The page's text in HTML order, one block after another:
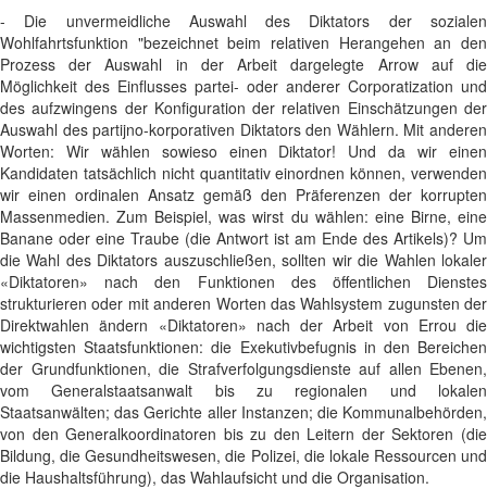
- Die unvermeidliche Auswahl des Diktators der sozialen
Wohlfahrtsfunktion "bezeichnet beim relativen Herangehen an den
Prozess der Auswahl in der Arbeit dargelegte Arrow auf die
Möglichkeit des Einflusses partei- oder anderer Corporatization und
des aufzwingens der Konfiguration der relativen Einschätzungen der
Auswahl des partijno-korporativen Diktators den Wählern. Mit anderen
Worten: Wir wählen sowieso einen Diktator! Und da wir einen
Kandidaten tatsächlich nicht quantitativ einordnen können, verwenden
wir einen ordinalen Ansatz gemäß den Präferenzen der korrupten
Massenmedien. Zum Beispiel, was wirst du wählen: eine Birne, eine
Banane oder eine Traube (die Antwort ist am Ende des Artikels)? Um
die Wahl des Diktators auszuschließen, sollten wir die Wahlen lokaler
«Diktatoren» nach den Funktionen des öffentlichen Dienstes
strukturieren oder mit anderen Worten das Wahlsystem zugunsten der
Direktwahlen ändern «Diktatoren» nach der Arbeit von Errou die
wichtigsten Staatsfunktionen: die Exekutivbefugnis in den Bereichen
der Grundfunktionen, die Strafverfolgungsdienste auf allen Ebenen,
vom Generalstaatsanwalt bis zu regionalen und lokalen
Staatsanwälten; das Gerichte aller Instanzen; die Kommunalbehörden,
von den Generalkoordinatoren bis zu den Leitern der Sektoren (die
Bildung, die Gesundheitswesen, die Polizei, die lokale Ressourcen und
die Haushaltsführung), das Wahlaufsicht und die Organisation.